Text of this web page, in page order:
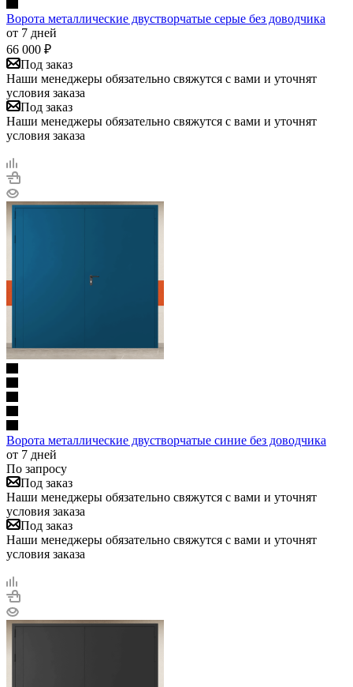
Ворота металлические двустворчатые серые без доводчика
от 7 дней
66 000 ₽
Под заказ
Наши менеджеры обязательно свяжутся с вами и уточнят
условия заказа
Под заказ
Наши менеджеры обязательно свяжутся с вами и уточнят
условия заказа
Ворота металлические двустворчатые синие без доводчика
от 7 дней
По запросу
Под заказ
Наши менеджеры обязательно свяжутся с вами и уточнят
условия заказа
Под заказ
Наши менеджеры обязательно свяжутся с вами и уточнят
условия заказа